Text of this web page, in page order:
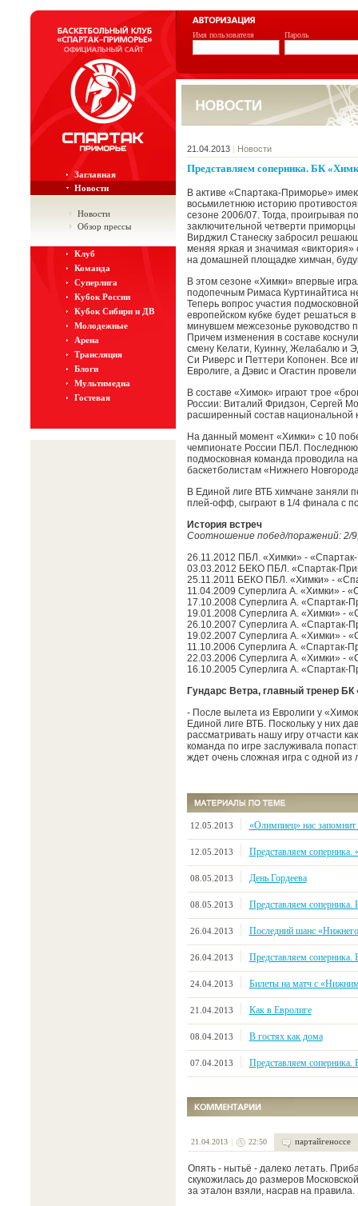
Имя пользователя Пароль
Заглавная
Новости
Новости
Обзор прессы
Клуб
Команда
Суперлига
Кубок России
Кубок Сибири и ДВ
Молодежные
Арена
Трансляция
Блоги
Мультимедиа
Гостевая
21.04.2013 | Новости
Представляем соперника. БК
В активе «Спартака-Приморье»
восьмилетнюю историю
сезоне 2006/07. Тогда, проигрывая
заключительной четверти приморцы
Вирджил Станеску забросил
меняя яркая и значимая
на домашней площадке химчан,
В этом сезоне «Химки» впервые
подопечным Римаса Куртинайтиса
Теперь вопрос участия
европейском кубке будет решаться
минувшем межсезонье руководство
Причем изменения в составе
смену Келати, Куинну, Желабалю и
Си Риверс и Петтери Копонен. Все
Евролиге, а Дэвис и Огастин
В составе «Химок» играют трое
России: Виталий Фридзон, Сергей
расширенный состав национальной
На данный момент «Химки» с 10
чемпионате России ПБЛ. Последнюю
подмосковная команда проводила
баскетболистам «Нижнего
В Единой лиге ВТБ химчане заняли
плей-офф, сыграют в 1/4 финала с
История встреч
Соотношение побед/поражений: 2/
26.11.2012 ПБЛ. «Химки» -
03.03.2012 БЕКО ПБЛ. «Спартак-
25.11.2011 БЕКО ПБЛ. «Химки» -
11.04.2009 Суперлига А. «Химки» -
17.10.2008 Суперлига А. «Спартак-
19.01.2008 Суперлига А. «Химки» -
26.10.2007 Суперлига А. «Спартак-
19.02.2007 Суперлига А. «Химки» -
11.10.2006 Суперлига А. «Спартак-
22.03.2006 Суперлига А. «Химки» -
16.10.2005 Суперлига А. «Спартак-
Гундарс Ветра, главный тренер
- После вылета из Евролиги у
Единой лиге ВТБ. Поскольку у них
рассматривать нашу игру отчасти
команда по игре заслуживала
ждет очень сложная игра с одной из
12.05.2013 «Олимпиец» нас запомнит
12.05.2013 Представляем
08.05.2013 День Гордеева
08.05.2013 Представляем
26.04.2013 Последний шанс
26.04.2013 Представляем
24.04.2013 Билеты на матч с
21.04.2013 Как в Евролиге
08.04.2013 В гостях как дома
07.04.2013 Представляем
21.04.2013 22:50 партайгеноссе
Опять - нытьё - далеко летать.
скукожилась до размеров
за эталон взяли, насрав на правила.